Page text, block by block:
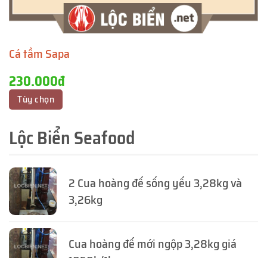
Cá tầm Sapa
230.000đ
Tùy chọn
Lộc Biển Seafood
2 Cua hoàng đế sống yếu 3,28kg và
3,26kg
Cua hoàng đế mới ngộp 3,28kg giá